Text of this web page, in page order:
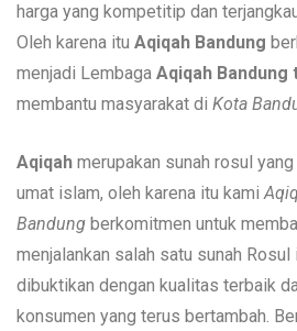
harga yang kompetitip dan
Oleh karena itu Aqiqah Bandung
menjadi Lembaga Aqiqah
membantu masyarakat di Kota
Aqiqah merupakan sunah rosul
umat islam, oleh karena itu kami
Bandung berkomitmen untuk
menjalankan salah satu sunah
dibuktikan dengan kualitas terbaik
konsumen yang terus bertambah.